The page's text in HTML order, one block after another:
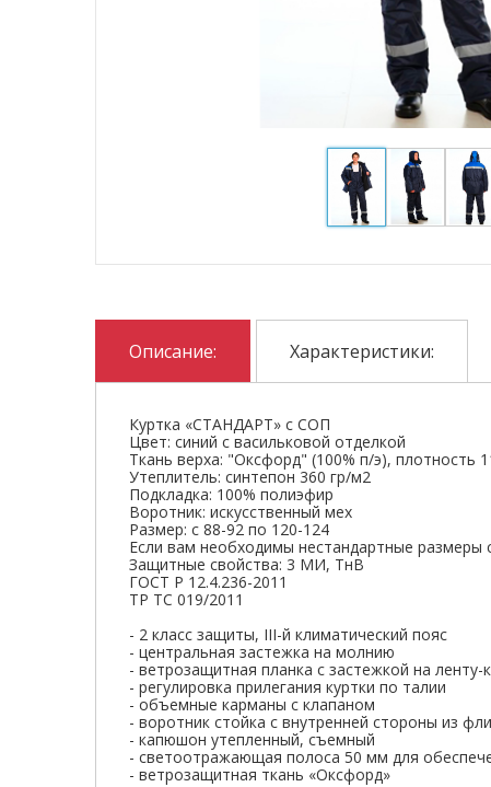
Описание: Характеристики:
Куртка «СТАНДАРТ» с СОП
Цвет: синий с васильковой отделкой
Ткань верха: "Оксфорд" (100% п/э), плотность
Утеплитель: синтепон 360 гр/м2
Подкладка: 100% полиэфир
Воротник: искусственный мех
Размер: с 88-92 по 120-124
Если вам необходимы нестандартные размеры
Защитные свойства: 3 МИ, ТнВ
ГОСТ Р 12.4.236-2011
ТР ТС 019/2011
- 2 класс защиты, III-й климатический пояс
- центральная застежка на молнию
- ветрозащитная планка с застежкой на ленту-
- регулировка прилегания куртки по талии
- объемные карманы с клапаном
- воротник стойка с внутренней стороны из
- капюшон утепленный, съемный
- светоотражающая полоса 50 мм для
- ветрозащитная ткань «Оксфорд»